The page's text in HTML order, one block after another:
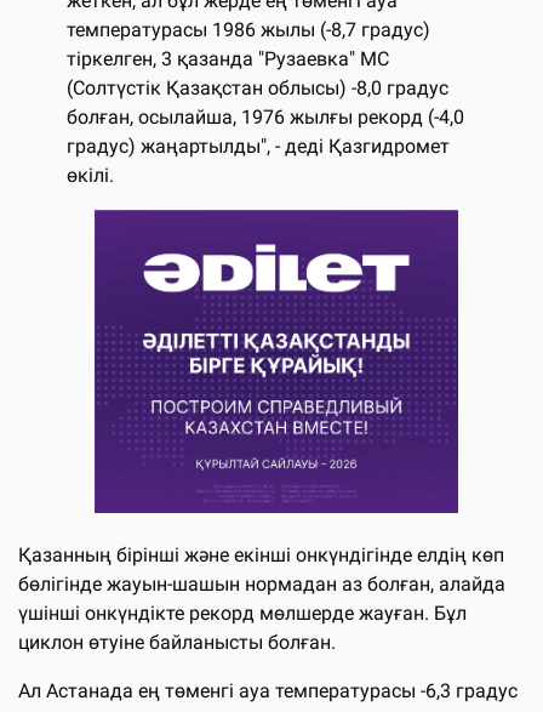
температурасы 1986 жылы (-8,7 градус)
тіркелген, 3 қазанда "Рузаевка" МС
(Солтүстік Қазақстан облысы) -8,0 градус
болған, осылайша, 1976 жылғы рекорд (-4,0
градус) жаңартылды", - деді Қазгидромет
өкілі.
Қазанның бірінші және екінші онкүндігінде елдің көп
бөлігінде жауын-шашын нормадан аз болған, алайда
үшінші онкүндікте рекорд мөлшерде жауған. Бұл
циклон өтуіне байланысты болған.
Ал Астанада ең төменгі ауа температурасы -6,3 градус